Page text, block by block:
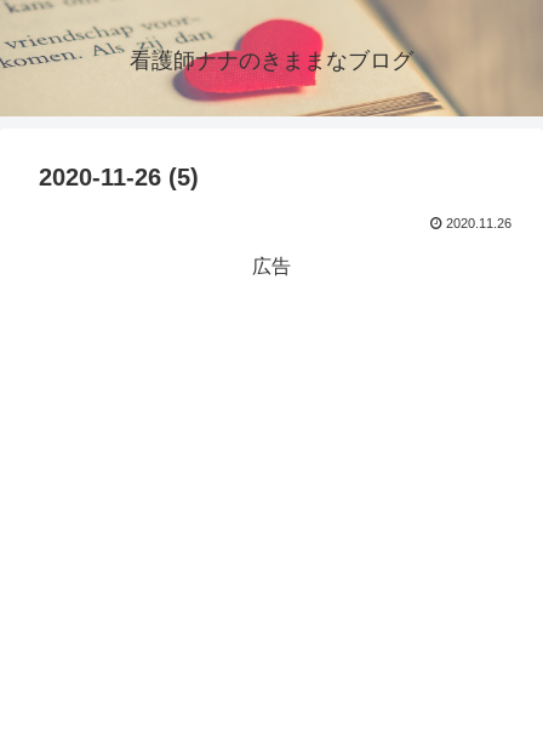
看護師ナナのきままなブログ
2020-11-26 (5)
2020.11.26
広告